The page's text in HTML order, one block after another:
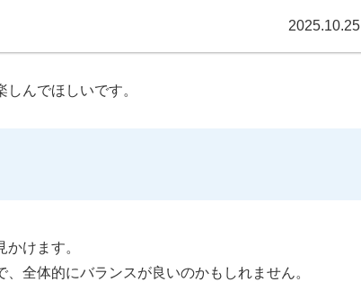
2025.10.25
んでほしいです。
けます。
全体的にバランスが良いのかもしれません。